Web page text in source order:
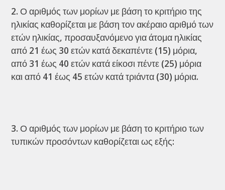
Ο αριθμός των μορίων με βάση το κριτήριο της
ηλικίας καθορίζεται με βάση τον ακέραιο αριθμό των
ετών ηλικίας, προσαυξανόμενο για άτομα ηλικίας
από 21 έως 30 ετών κατά δεκαπέντε (15) μόρια,
από 31 έως 40 ετών κατά είκοσι πέντε (25) μόρια
και από 41 έως 45 ετών κατά τριάντα (30) μόρια.
Ο αριθμός των μορίων με βάση το κριτήριο των
τυπικών προσόντων καθορίζεται ως εξής: